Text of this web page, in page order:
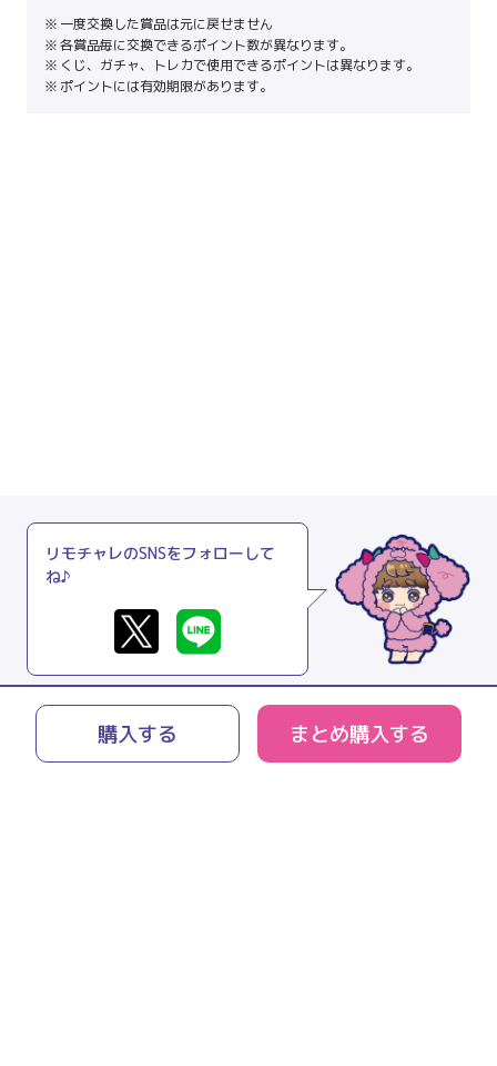
一度交換した賞品は元に戻せません
各賞品毎に交換できるポイント数が異なります。
くじ、ガチャ、トレカで使用できるポイントは異なります。
ポイントには有効期限があります。
購入する まとめ購入する
リモチャレのSNSをフォローして
ね♪
リモチャレとは
よくあるご質問